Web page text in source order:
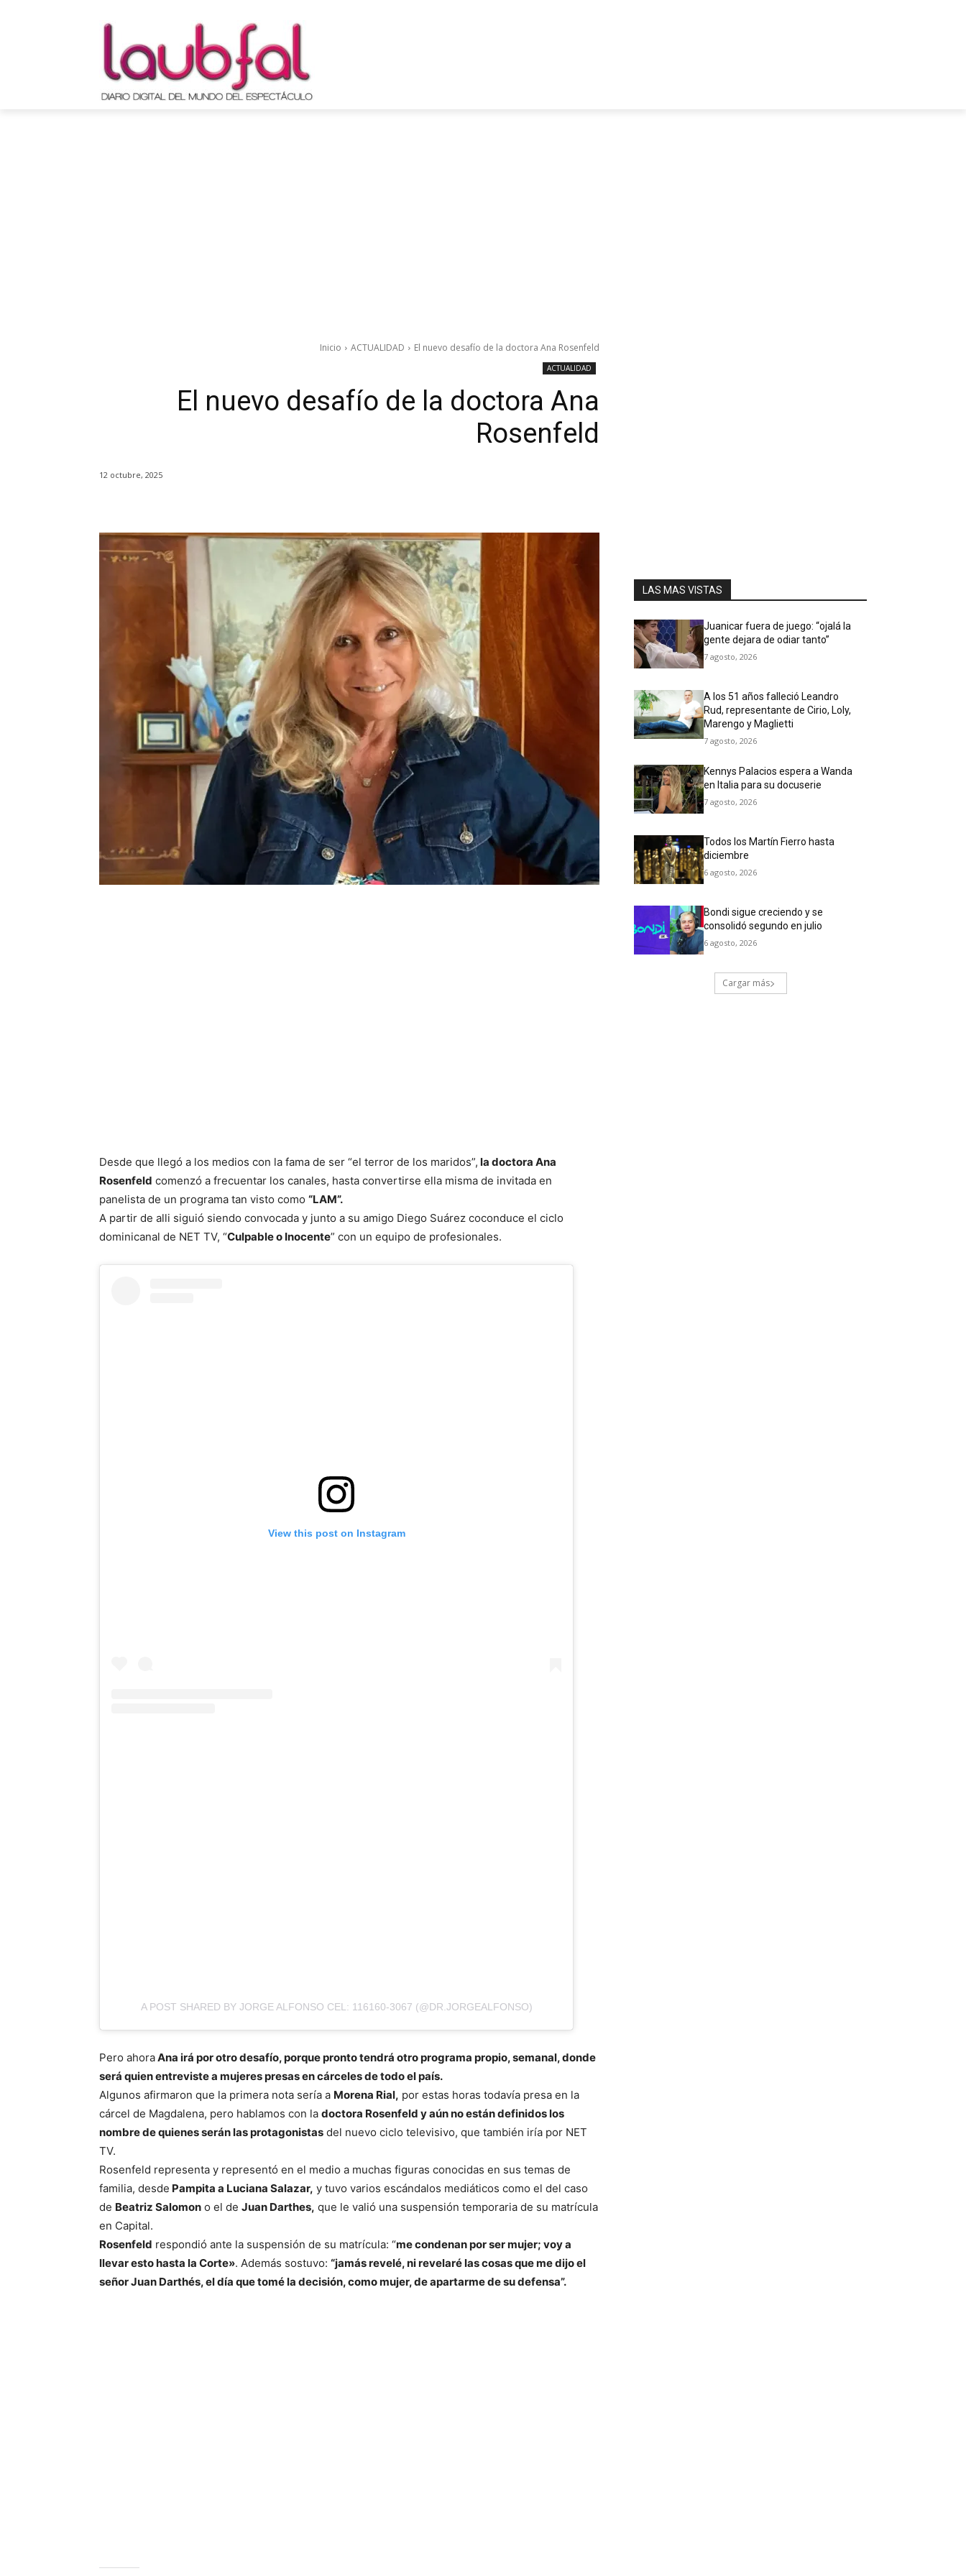
Inicio ACTUALIDAD El nuevo desafío de la doctora Ana Rosenfeld
ACTUALIDAD
El nuevo desafío de la doctora Ana
Rosenfeld
12 octubre, 2025
Desde que llegó a los medios con la fama de ser “el terror de los maridos”, la doctora Ana
Rosenfeld comenzó a frecuentar los canales, hasta convertirse ella misma de invitada en
panelista de un programa tan visto como “LAM”.
A partir de alli siguió siendo convocada y junto a su amigo Diego Suárez coconduce el ciclo
dominicanal de NET TV, “Culpable o Inocente” con un equipo de profesionales.
View this post on Instagram
A POST SHARED BY JORGE ALFONSO CEL: 116160-3067 (@DR.JORGEALFONSO)
Pero ahoraAna irá por otro desafío, porque pronto tendrá otro programa propio, semanal, donde
será quien entreviste a mujeres presas en cárceles de todo el país.
Algunos afirmaron que la primera nota sería a Morena Rial, por estas horas todavía presa en la
cárcel de Magdalena, pero hablamos con la doctora Rosenfeld y aún no están definidos los
nombre de quienes serán las protagonistas del nuevo ciclo televisivo, que también iría por NET
TV.
Rosenfeld representa y representó en el medio a muchas figuras conocidas en sus temas de
familia, desde Pampita a Luciana Salazar, y tuvo varios escándalos mediáticos como el del caso
de Beatriz Salomon o el de Juan Darthes, que le valió una suspensión temporaria de su matrícula
en Capital.
Rosenfeld respondió ante la suspensión de su matrícula: “me condenan por ser mujer; voy a
llevar esto hasta la Corte». Además sostuvo: “jamás revelé, ni revelaré las cosas que me dijo el
señor Juan Darthés, el día que tomé la decisión, como mujer, de apartarme de su defensa”.
LAS MAS VISTAS
Juanicar fuera de juego: “ojalá la
gente dejara de odiar tanto”
7 agosto, 2026
A los 51 años falleció Leandro
Rud, representante de Cirio, Loly,
Marengo y Maglietti
7 agosto, 2026
Kennys Palacios espera a Wanda
en Italia para su docuserie
7 agosto, 2026
Todos los Martín Fierro hasta
diciembre
6 agosto, 2026
Bondi sigue creciendo y se
consolidó segundo en julio
6 agosto, 2026
Cargar más